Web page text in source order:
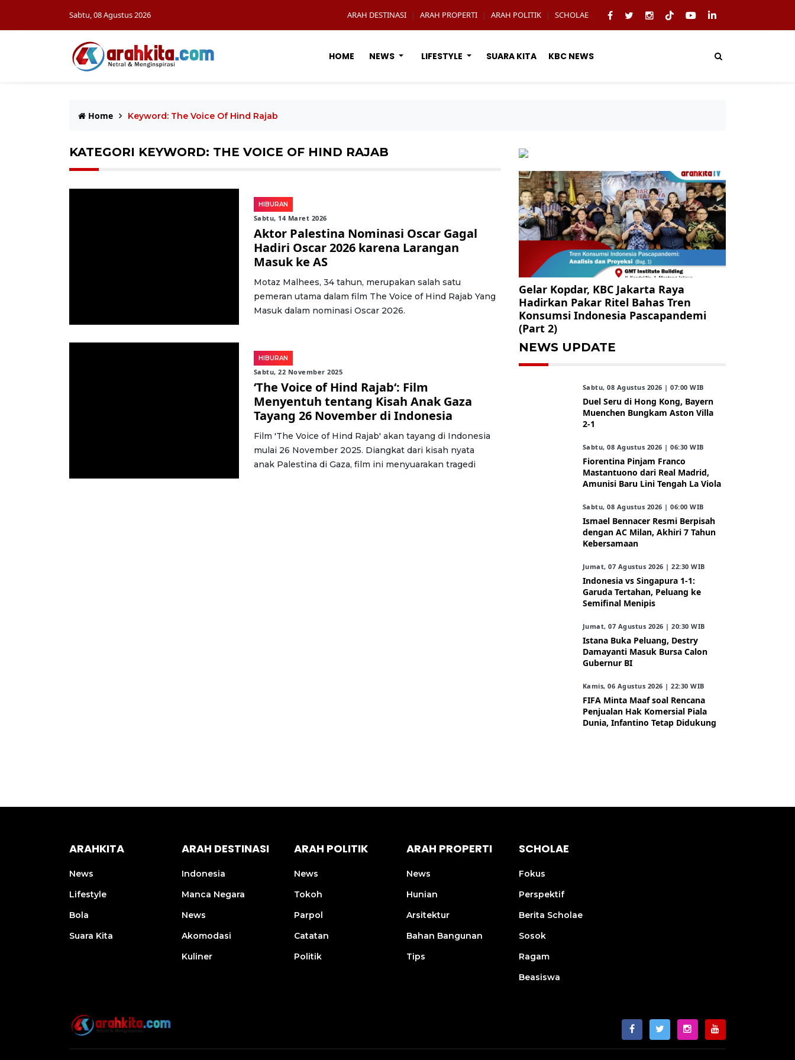
Sabtu, 08 Agustus 2026 ARAH DESTINASI | ARAH PROPERTI | ARAH POLITIK | SCHOLAE
HOME NEWS LIFESTYLE SUARA KITA KBC NEWS
Home Keyword: The Voice Of Hind Rajab
KATEGORI KEYWORD: THE VOICE OF HIND RAJAB
HIBURAN
Sabtu, 14 Maret 2026
Aktor Palestina Nominasi Oscar Gagal
Hadiri Oscar 2026 karena Larangan
Masuk ke AS
Motaz Malhees, 34 tahun, merupakan salah satu
pemeran utama dalam film The Voice of Hind Rajab Yang
Masuk dalam nominasi Oscar 2026.
HIBURAN
Sabtu, 22 November 2025
‘The Voice of Hind Rajab‘: Film
Menyentuh tentang Kisah Anak Gaza
Tayang 26 November di Indonesia
Film 'The Voice of Hind Rajab' akan tayang di Indonesia
mulai 26 November 2025. Diangkat dari kisah nyata
anak Palestina di Gaza, film ini menyuarakan tragedi
Gelar Kopdar, KBC Jakarta Raya
Hadirkan Pakar Ritel Bahas Tren
Konsumsi Indonesia Pascapandemi
(Part 2)
NEWS UPDATE
Sabtu, 08 Agustus 2026 | 07:00 WIB
Duel Seru di Hong Kong, Bayern
Muenchen Bungkam Aston Villa
2-1
Sabtu, 08 Agustus 2026 | 06:30 WIB
Fiorentina Pinjam Franco
Mastantuono dari Real Madrid,
Amunisi Baru Lini Tengah La Viola
Sabtu, 08 Agustus 2026 | 06:00 WIB
Ismael Bennacer Resmi Berpisah
dengan AC Milan, Akhiri 7 Tahun
Kebersamaan
Jumat, 07 Agustus 2026 | 22:30 WIB
Indonesia vs Singapura 1-1:
Garuda Tertahan, Peluang ke
Semifinal Menipis
Jumat, 07 Agustus 2026 | 20:30 WIB
Istana Buka Peluang, Destry
Damayanti Masuk Bursa Calon
Gubernur BI
Kamis, 06 Agustus 2026 | 22:30 WIB
FIFA Minta Maaf soal Rencana
Penjualan Hak Komersial Piala
Dunia, Infantino Tetap Didukung
ARAHKITA
News
Lifestyle
Bola
Suara Kita
ARAH DESTINASI
Indonesia
Manca Negara
News
Akomodasi
Kuliner
ARAH POLITIK
News
Tokoh
Parpol
Catatan
Politik
ARAH PROPERTI
News
Hunian
Arsitektur
Bahan Bangunan
Tips
SCHOLAE
Fokus
Perspektif
Berita Scholae
Sosok
Ragam
Beasiswa